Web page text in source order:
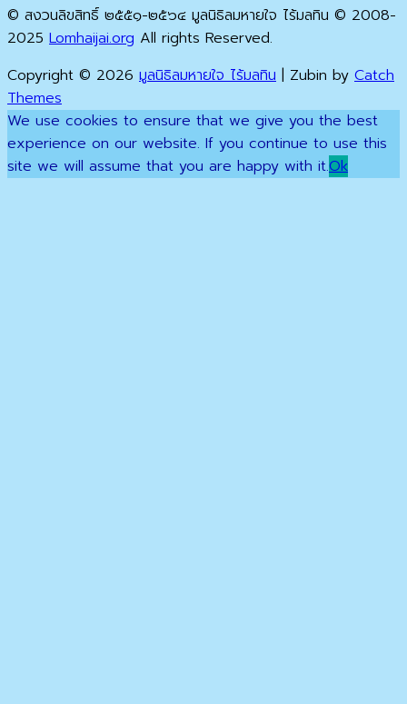
© สงวนลิขสิทธิ์ ๒๕๕๑-๒๕๖๔ มูลนิธิลมหายใจ ไร้มลทิน © 2008-
2025 Lomhaijai.org All rights Reserved.
Copyright © 2026 มูลนิธิลมหายใจ ไร้มลทิน | Zubin by Catch
Themes
Scroll
Up
We use cookies to ensure that we give you the best
experience on our website. If you continue to use this
site we will assume that you are happy with it.Ok